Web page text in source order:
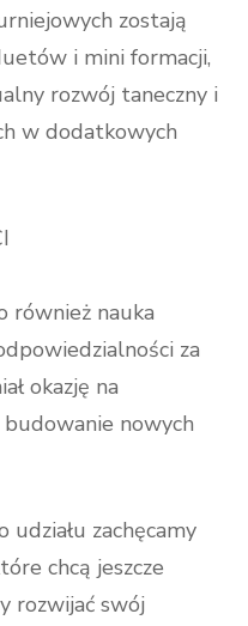
zostają
i mini formacji,
rozwój taneczny i
w dodatkowych
również nauka
za
okazję na
nowych
udziału zachęcamy
chcą jeszcze
rozwijać swój